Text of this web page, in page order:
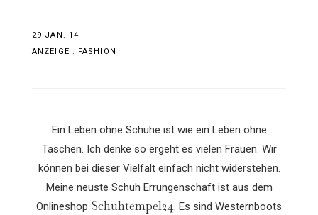
29 JAN. 14
ANZEIGE . FASHION
Ein Leben ohne Schuhe ist wie ein Leben ohne
Taschen. Ich denke so ergeht es vielen Frauen. Wir
können bei dieser Vielfalt einfach nicht widerstehen.
Meine neuste Schuh Errungenschaft ist aus dem
Onlineshop Schuhtempel24. Es sind Westernboots